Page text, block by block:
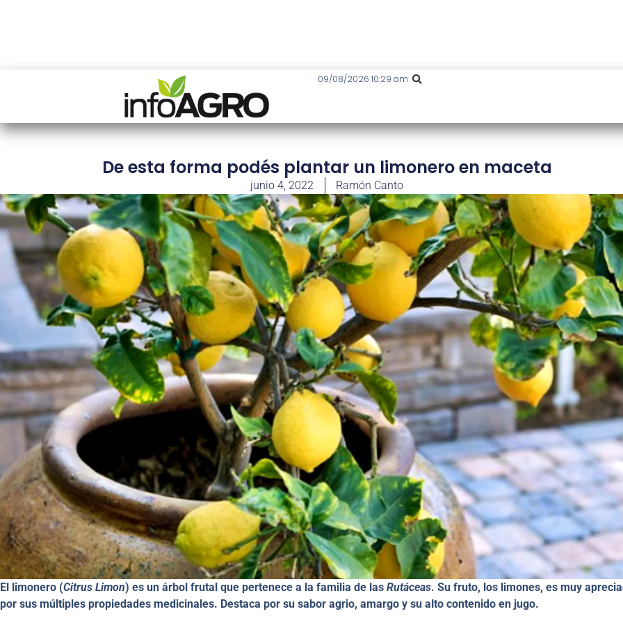
09/08/2026 10:29 am
De esta forma podés plantar un limonero en maceta
junio 4, 2022 Ramón Canto
El limonero (Citrus Limon) es un árbol frutal que pertenece a la familia de las Rutáceas. Su fruto, los limones, es muy
por sus múltiples propiedades medicinales. Destaca por su sabor agrio, amargo y su alto contenido en jugo.